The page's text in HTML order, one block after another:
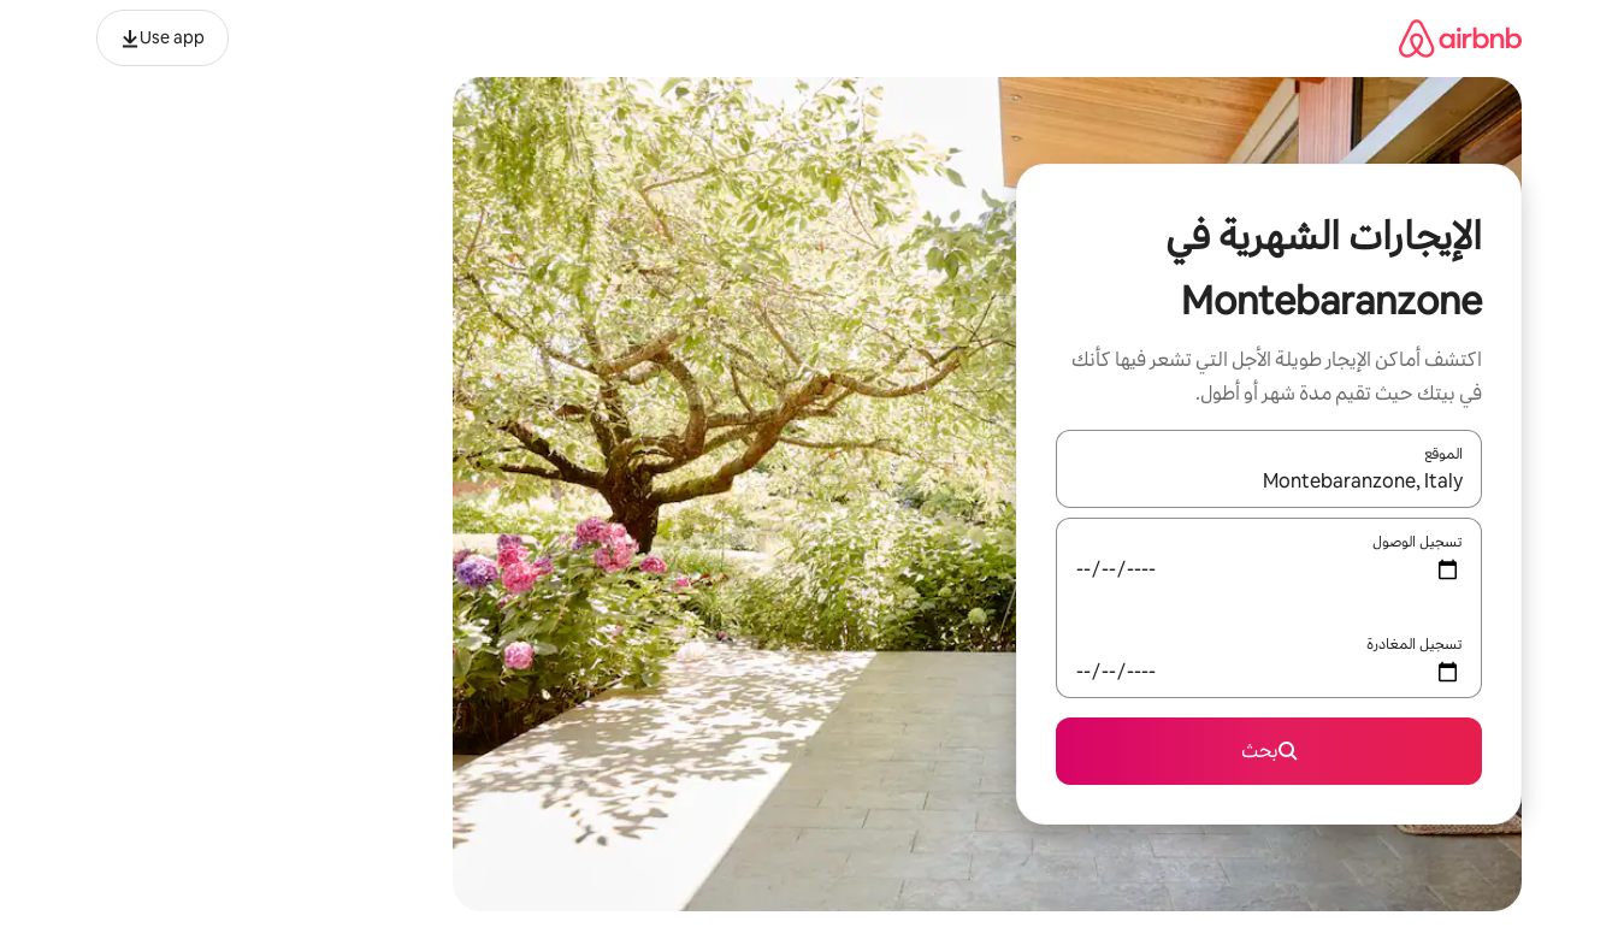
Use app
الإيجارات الشهرية في
Montebaranzone
اكتشف أماكن الإيجار طويلة الأجل التي تشعر فيها كأنك
في بيتك حيث تقيم مدة شهر أو أطول.
الموقع
عند توفر النتائج، انتقل باستخدام السهمين لأعلى ولأسفل أو استكشف عن طريق اللمس أو السحب.
تسجيل الوصول
تسجيل المغادرة
بحث